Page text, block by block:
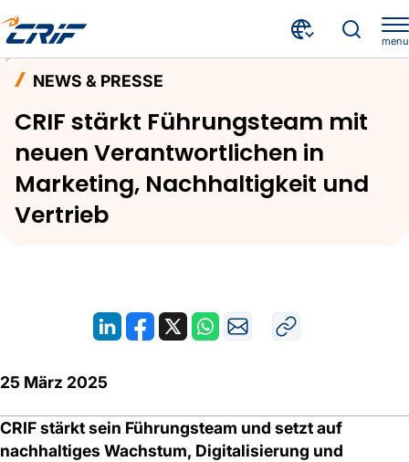
menu
NEWS & PRESSE
CRIF stärkt Führungsteam mit
neuen Verantwortlichen in
Marketing, Nachhaltigkeit und
Vertrieb
25 März 2025
CRIF stärkt sein Führungsteam und setzt auf
nachhaltiges Wachstum, Digitalisierung und